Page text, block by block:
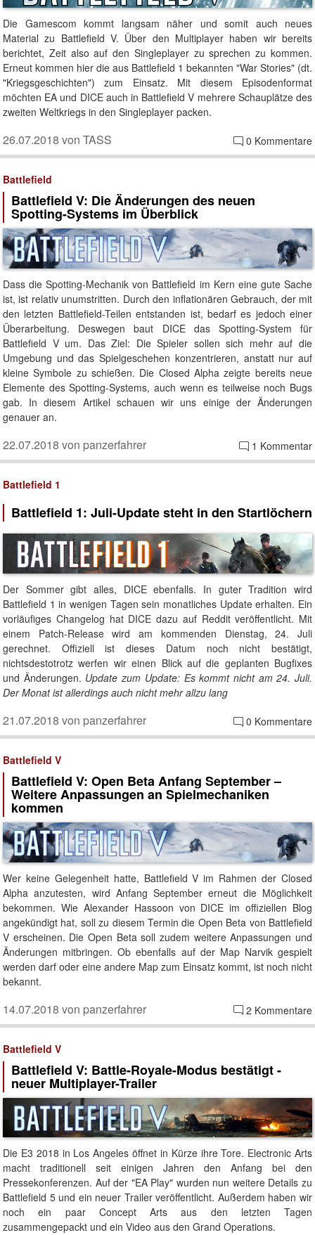
Die Gamescom kommt langsam näher und somit auch neues
Material zu Battlefield V. Über den Multiplayer haben wir bereits
berichtet, Zeit also auf den Singleplayer zu sprechen zu kommen.
Erneut kommen hier die aus Battlefield 1 bekannten "War Stories" (dt.
"Kriegsgeschichten") zum Einsatz. Mit diesem Episodenformat
möchten EA und DICE auch in Battlefield V mehrere Schauplätze des
zweiten Weltkriegs in den Singleplayer packen.
0 Kommentare
26.07.2018 von TASS
Battlefield
Battlefield V: Die Änderungen des neuen
Spotting-Systems im Überblick
Dass die Spotting-Mechanik von Battlefield im Kern eine gute Sache
ist, ist relativ unumstritten. Durch den inflationären Gebrauch, der mit
den letzten Battlefield-Teilen entstanden ist, bedarf es jedoch einer
Überarbeitung. Deswegen baut DICE das Spotting-System für
Battlefield V um. Das Ziel: Die Spieler sollen sich mehr auf die
Umgebung und das Spielgeschehen konzentrieren, anstatt nur auf
kleine Symbole zu schießen. Die Closed Alpha zeigte bereits neue
Elemente des Spotting-Systems, auch wenn es teilweise noch Bugs
gab. In diesem Artikel schauen wir uns einige der Änderungen
genauer an.
1 Kommentar
22.07.2018 von panzerfahrer
Battlefield 1
Battlefield 1: Juli-Update steht in den Startlöchern
Der Sommer gibt alles, DICE ebenfalls. In guter Tradition wird
Battlefield 1 in wenigen Tagen sein monatliches Update erhalten. Ein
vorläufiges Changelog hat DICE dazu auf Reddit veröffentlicht. Mit
einem Patch-Release wird am kommenden Dienstag, 24. Juli
gerechnet. Offiziell ist dieses Datum noch nicht bestätigt,
nichtsdestotrotz werfen wir einen Blick auf die geplanten Bugfixes
und Änderungen. Update zum Update: Es kommt nicht am 24. Juli.
Der Monat ist allerdings auch nicht mehr allzu lang
0 Kommentare
21.07.2018 von panzerfahrer
Battlefield V
Battlefield V: Open Beta Anfang September –
Weitere Anpassungen an Spielmechaniken
kommen
Wer keine Gelegenheit hatte, Battlefield V im Rahmen der Closed
Alpha anzutesten, wird Anfang September erneut die Möglichkeit
bekommen. Wie Alexander Hassoon von DICE im offiziellen Blog
angekündigt hat, soll zu diesem Termin die Open Beta von Battlefield
V erscheinen. Die Open Beta soll zudem weitere Anpassungen und
Änderungen mitbringen. Ob ebenfalls auf der Map Narvik gespielt
werden darf oder eine andere Map zum Einsatz kommt, ist noch nicht
bekannt.
2 Kommentare
14.07.2018 von panzerfahrer
Battlefield V
Battlefield V: Battle-Royale-Modus bestätigt -
neuer Multiplayer-Trailer
Die E3 2018 in Los Angeles öffnet in Kürze ihre Tore. Electronic Arts
macht traditionell seit einigen Jahren den Anfang bei den
Pressekonferenzen. Auf der "EA Play" wurden nun weitere Details zu
Battlefield 5 und ein neuer Trailer veröffentlicht. Außerdem haben wir
noch ein paar Concept Arts aus den letzten Tagen
zusammengepackt und ein Video aus den Grand Operations.